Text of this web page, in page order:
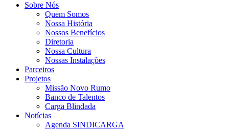
Sobre Nós
Quem Somos
Nossa História
Nossos Benefícios
Diretoria
Nossa Cultura
Nossas Instalações
Parceiros
Projetos
Missão Novo Rumo
Banco de Talentos
Carga Blindada
Notícias
Agenda SINDICARGA